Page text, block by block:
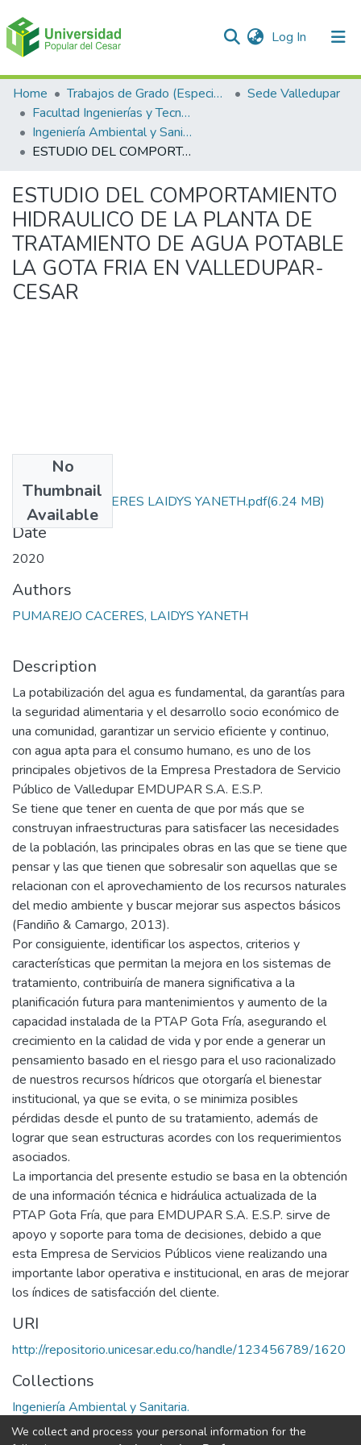
Log In (current)
Communities & Collections
All of DSpace
Statistics
Home Trabajos de Grado (Especializaciones y Pregrados)
Sede Valledupar
Facultad Ingenierías y Tecnologías
Ingeniería Ambiental y Sanitaria.
ESTUDIO DEL COMPORTAMIENTO HIDRAULICO DE LA PLANTA DE TRATAMIENTO DE AGUA POTABLE LA GOTA FRIA EN VALLEDUPAR- CESAR
ESTUDIO DEL COMPORTAMIENTO
HIDRAULICO DE LA PLANTA DE
TRATAMIENTO DE AGUA POTABLE
LA GOTA FRIA EN VALLEDUPAR-
CESAR
No
Thumbnail
Available
PUMAREJO CACERES LAIDYS YANETH.pdf(6.24 MB)
Date
2020
Authors
PUMAREJO CACERES, LAIDYS YANETH
Description
La potabilización del agua es fundamental, da garantías para
la seguridad alimentaria y el desarrollo socio económico de
una comunidad, garantizar un servicio eficiente y continuo,
con agua apta para el consumo humano, es uno de los
principales objetivos de la Empresa Prestadora de Servicio
Público de Valledupar EMDUPAR S.A. E.S.P.
Se tiene que tener en cuenta de que por más que se
construyan infraestructuras para satisfacer las necesidades
de la población, las principales obras en las que se tiene que
pensar y las que tienen que sobresalir son aquellas que se
relacionan con el aprovechamiento de los recursos naturales
del medio ambiente y buscar mejorar sus aspectos básicos
(Fandiño & Camargo, 2013).
Por consiguiente, identificar los aspectos, criterios y
características que permitan la mejora en los sistemas de
tratamiento, contribuiría de manera significativa a la
planificación futura para mantenimientos y aumento de la
capacidad instalada de la PTAP Gota Fría, asegurando el
crecimiento en la calidad de vida y por ende a generar un
pensamiento basado en el riesgo para el uso racionalizado
de nuestros recursos hídricos que otorgaría el bienestar
institucional, ya que se evita, o se minimiza posibles
pérdidas desde el punto de su tratamiento, además de
lograr que sean estructuras acordes con los requerimientos
asociados.
La importancia del presente estudio se basa en la obtención
de una información técnica e hidráulica actualizada de la
PTAP Gota Fría, que para EMDUPAR S.A. E.S.P. sirve de
apoyo y soporte para toma de decisiones, debido a que
esta Empresa de Servicios Públicos viene realizando una
importante labor operativa e institucional, en aras de mejorar
los índices de satisfacción del cliente.
URI
http://repositorio.unicesar.edu.co/handle/123456789/1620
Collections
Ingeniería Ambiental y Sanitaria.
We collect and process your personal information for the